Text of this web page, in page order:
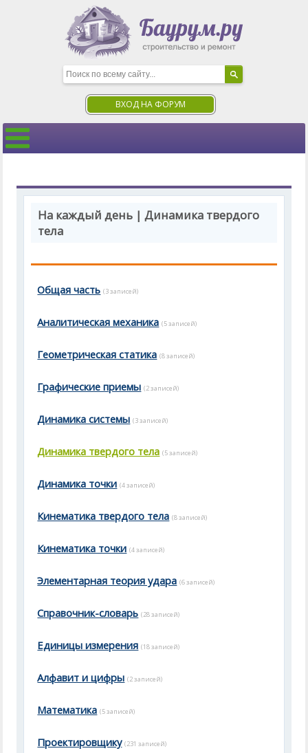
ВХОД НА ФОРУМ
На каждый день | Динамика твердого
тела
Общая часть (3 записей)
Аналитическая механика (5 записей)
Геометрическая статика (8 записей)
Графические приемы (2 записей)
Динамика системы (3 записей)
Динамика твердого тела (5 записей)
Динамика точки (4 записей)
Кинематика твердого тела (8 записей)
Кинематика точки (4 записей)
Элементарная теория удара (6 записей)
Справочник-словарь (28 записей)
Единицы измерения (18 записей)
Алфавит и цифры (2 записей)
Математика (5 записей)
Проектировщику (231 записей)